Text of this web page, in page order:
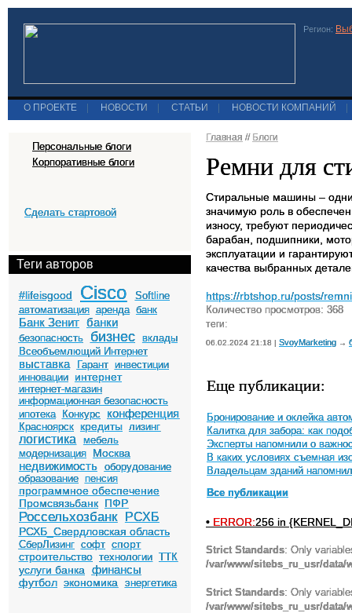
Регион:
О ПРОЕКТЕ НОВОСТИ СТАТЬИ НОВОСТИ КОМПАНИЙ
Персональные блоги
Корпоративные блоги
Сделать стартовой
Теги авторов
#lifeisgood Cisco
Softline
автоматизация аренда банк
Банк Зенит банки
безопасность бизнес
вклады
Всеобъемлющий Интернет
выставка Гарант инвестиции
инновации
интернет
интернет-магазин
информационная безопасность
ипотека
Конкурс конференция
Красноярск кредиты лизинг
логистика
мебель
модернизация
Москва
недвижимость оборудование
образование пенсия
программное обеспечение
Промсвязьбанк ПФР
Россельхозбанк РСХБ
РСХБ_Свердловская область
СберЛизинг софт спорт
строительство технологии ТТК
услуги банка финансы
футбол экономика энергетика
Главная // Блоги
Ремни для
Стиральные машины – одни
значимую роль в
износу, требуют
барабан, подшипники,
эксплуатации и
качества выбранных
https://rbtshop.ru/posts/
Количество просмотров: 368
теги:
06.02.2024 21:18 | SvoyMarketing →
Еще публикации:
Бронирование и оклейка
Калитка для забора: как
Эксперты напомнили о
В каких условиях съемная
Владельцам зданий
Все публикации
• ERROR:256 in
Strict Standards: Only
/var/www/sitebs_ru_usr/
Strict Standards: Only
/var/www/sitebs_ru_usr/